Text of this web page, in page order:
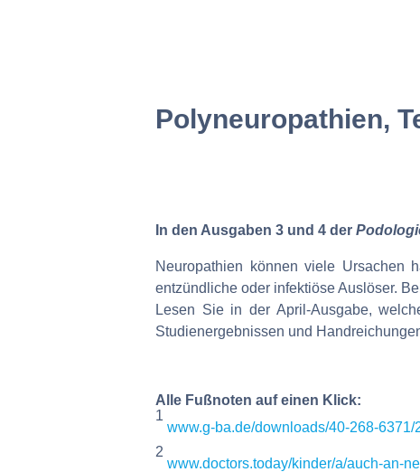
Polyneuropathien,
In den Ausgaben 3 und 4 der
Neuropathien können viele Ursachen
entzündliche oder infektiöse Auslöser.
Lesen Sie in der April-Ausgabe,
Studienergebnissen und
Alle Fußnoten auf einen Klick:
1
www.g-ba.de/downloads/40-268-
2
www.doctors.today/kinder/a/auch-an-